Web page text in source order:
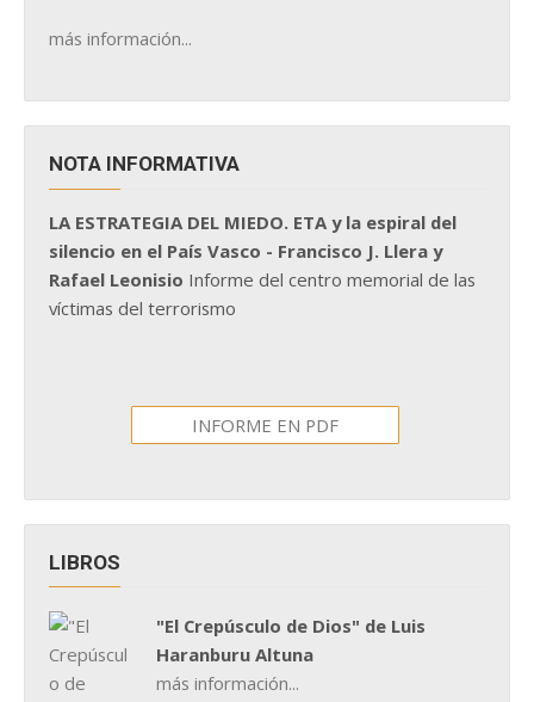
más información...
NOTA INFORMATIVA
LA ESTRATEGIA DEL MIEDO. ETA y la espiral del
silencio en el País Vasco - Francisco J. Llera y
Rafael Leonisio Informe del centro memorial de las
víctimas del terrorismo
INFORME EN PDF
LIBROS
"El Crepúsculo de Dios" de Luis
Haranburu Altuna
más información...